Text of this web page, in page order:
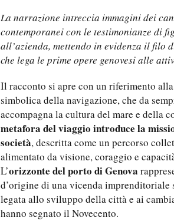
La narrazione intreccia immagini dei
contemporanei con le testimonianze di
all’azienda, mettendo in evidenza il filo
che lega le prime opere genovesi alle
Il racconto si apre con un riferimento
simbolica della navigazione, che da
accompagna la cultura del mare e della
metafora del viaggio introduce la
società, descritta come un percorso
alimentato da visione, coraggio e
L’orizzonte del porto di Genova
d’origine di una vicenda imprenditoriale
legata allo sviluppo della città e ai
hanno segnato il Novecento.